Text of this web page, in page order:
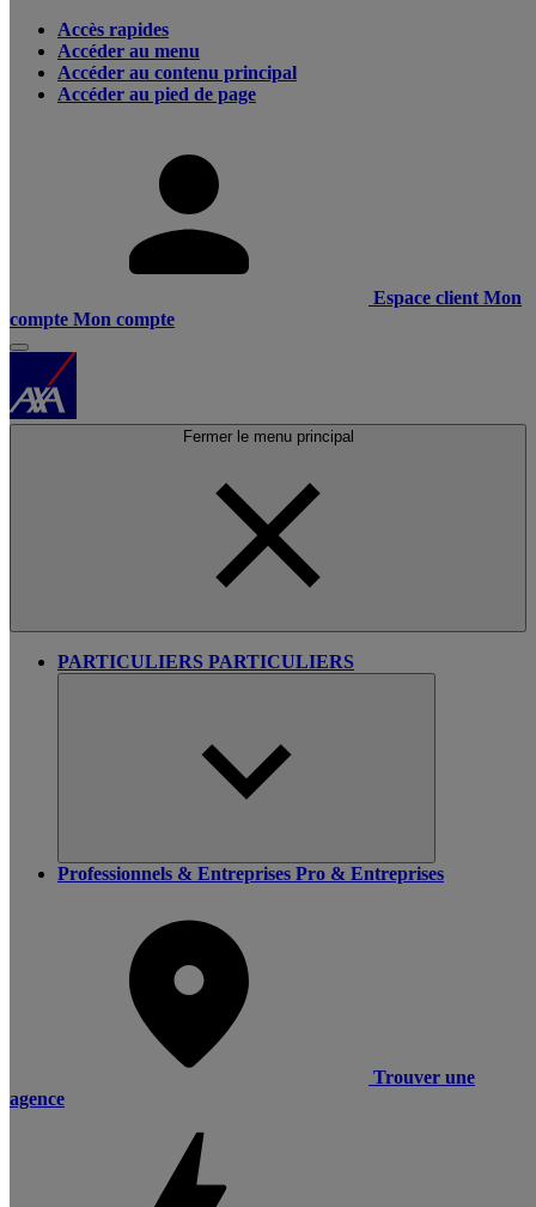
Accès rapides
Accéder au menu
Accéder au contenu principal
Accéder au pied de page
Espace client Mon
compte Mon compte
Fermer le menu principal
PARTICULIERS PARTICULIERS
Professionnels & Entreprises Pro & Entreprises
Trouver une
agence